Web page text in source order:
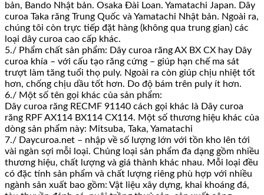
bản, Bando Nhật bản. Osaka Đài Loan. Yamatachi Japan. Dây
curoa Taka răng Trung Quốc và Yamatachi Nhật bản. Ngoài ra,
chúng tôi còn trực tiếp đặt hàng (không qua trung gian) các
loại dây curoa cao cấp khác.
5./ Phẩm chất sản phẩm: Dây curoa răng AX BX CX hay Dây
curoa khía – với cấu tạo răng cứng – giúp hạn chế ma sát
trượt làm tăng tuổi thọ puly. Ngoài ra còn giúp chịu nhiệt tốt
hơn, chống chịu dầu tốt hơn. Do độ bám trên puly ít hơn.
6./ Một số tên gọi khác của sản phẩm:
Dây curoa răng RECMF 91140 cách gọi khác là Dây curoa
răng RPF AX114 BX114 CX114. Một số thương hiệu khác của
dòng sản phẩm này: Mitsuba, Taka, Yamatachi
7./ Daycuroa.net – nhập về số lượng lớn với tồn kho lên tới
vài ngàn sợi mỗi loại. Chủng loại sản phẩm đa dạng gồm nhiều
thương hiệu, chất lượng và giá thành khác nhau. Mỗi loại đều
có đặc tính sản phẩm và chất lượng riêng phù hợp với nhiều
ngành sản xuất bao gồm: Vật liệu xây dựng, khai khoáng đá,